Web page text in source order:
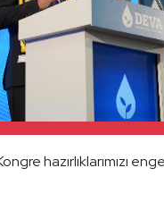
hazırlıklarımızı